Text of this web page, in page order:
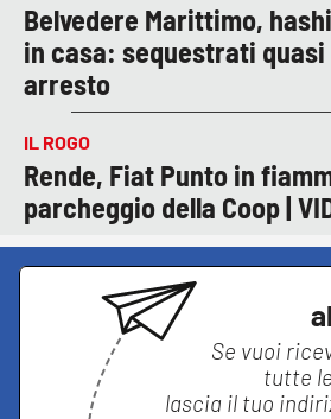
Belvedere Marittimo,
in casa: sequestrati quasi
arresto
IL ROGO
Rende, Fiat Punto in
parcheggio della Coop |
Se vuoi
tutte
lascia il tuo